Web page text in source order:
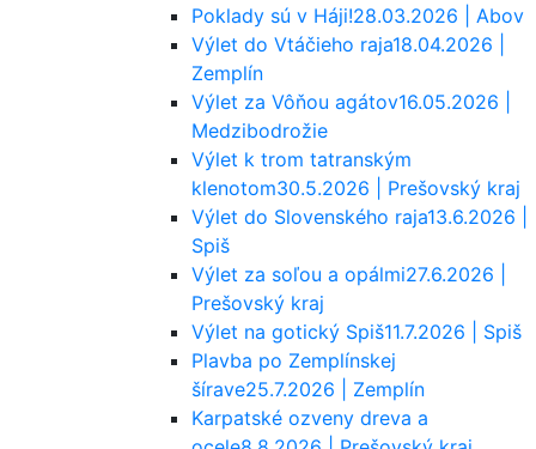
Poklady sú v Háji!28.03.2026 | Abov
Výlet do Vtáčieho raja18.04.2026 |
Zemplín
Výlet za Vôňou agátov16.05.2026 |
Medzibodrožie
Výlet k trom tatranským
klenotom30.5.2026 | Prešovský kraj
Výlet do Slovenského raja13.6.2026 |
Spiš
Výlet za soľou a opálmi27.6.2026 |
Prešovský kraj
Výlet na gotický Spiš11.7.2026 | Spiš
Plavba po Zemplínskej
šírave25.7.2026 | Zemplín
Karpatské ozveny dreva a